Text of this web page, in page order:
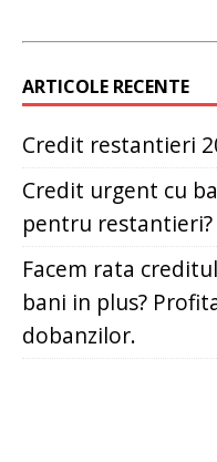
ARTICOLE RECENTE
Credit restantieri
Credit urgent cu
pentru
Facem rata
bani in plus?
dobanzilor.